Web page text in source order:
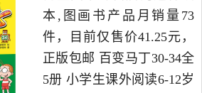
纸当中性价比很高的绘本,
图画书，由天津发货。
本,图画书产品月销量73
件，目前仅售价41.25元，
正版包邮 百变马丁30-34全
5册 小学生课外阅读6-12岁